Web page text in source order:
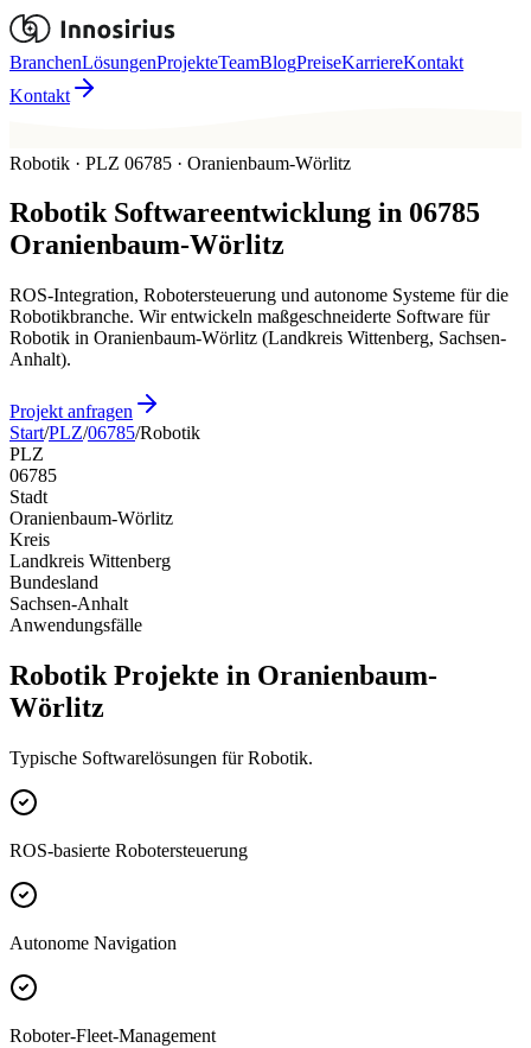
BranchenLösungenProjekteTeamBlogPreiseKarriereKontakt
Kontakt
Robotik · PLZ 06785 · Oranienbaum-Wörlitz
RobotikSoftwareentwicklung in 06785
Oranienbaum-Wörlitz
ROS-Integration, Robotersteuerung und autonome Systeme für die
Robotikbranche. Wir entwickeln maßgeschneiderte Software für
Robotik in Oranienbaum-Wörlitz (Landkreis Wittenberg, Sachsen-
Anhalt).
Projekt anfragen
Start/PLZ/06785/Robotik
PLZ
06785
Stadt
Oranienbaum-Wörlitz
Kreis
Landkreis Wittenberg
Bundesland
Sachsen-Anhalt
Anwendungsfälle
Robotik Projekte in Oranienbaum-
Wörlitz
Typische Softwarelösungen für Robotik.
ROS-basierte Robotersteuerung
Autonome Navigation
Roboter-Fleet-Management